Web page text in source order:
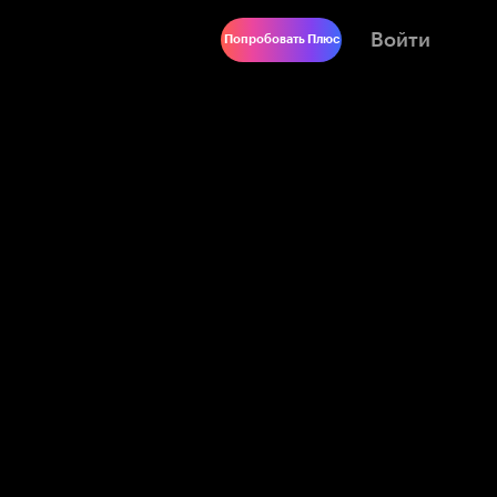
Попробовать Плюс Войти